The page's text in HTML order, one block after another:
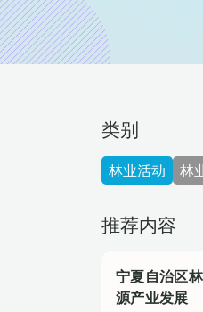
类别
林业活动 林
推荐内容
宁夏自治区
源产业发展